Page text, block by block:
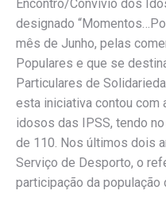
Encontro/Convívio dos
designado
mês de Junho, pelas
Populares e que se
Particulares de
esta iniciativa contou com
idosos das IPSS, tendo
de 110. Nos últimos dois
Serviço de Desporto, o
participação da população